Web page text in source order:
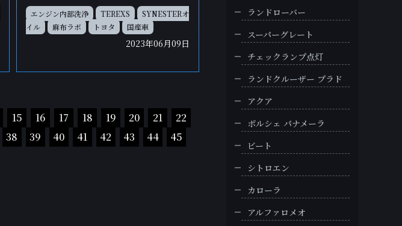
エンジン内部洗浄 TEREXS
SYNESTERオ
イル
麻布ラボ トヨタ 国産車
2023年06月09日
15 16 17 18 19 20 21
22
38 39 40 41 42 43 44
45
ランドローバー
スーパーグレート
チェックランプ点灯
ランドクルーザー プラド
アクア
ポルシェ パナメーラ
ビート
シトロエン
カローラ
アルファロメオ